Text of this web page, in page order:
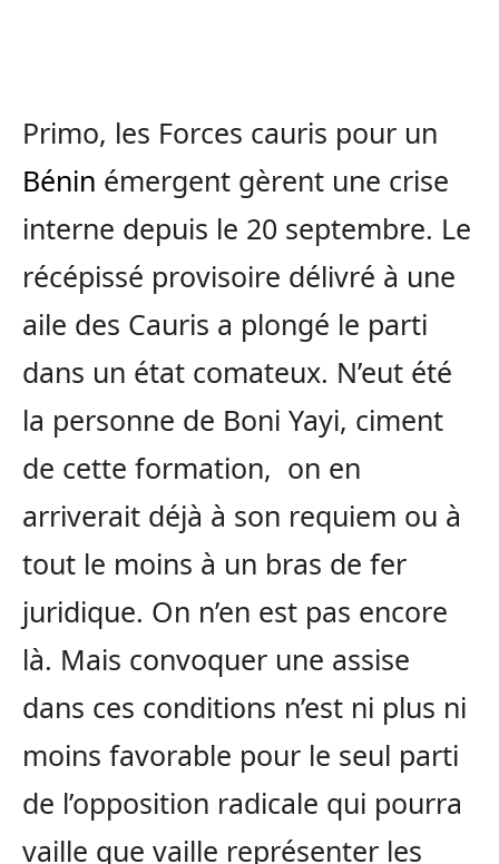
Primo, les Forces cauris pour un
Bénin émergent gèrent une crise
interne depuis le 20 septembre. Le
récépissé provisoire délivré à une
aile des Cauris a plongé le parti
dans un état comateux. N’eut été
la personne de Boni Yayi, ciment
de cette formation, on en
arriverait déjà à son requiem ou à
tout le moins à un bras de fer
juridique. On n’en est pas encore
là. Mais convoquer une assise
dans ces conditions n’est ni plus ni
moins favorable pour le seul parti
de l’opposition radicale qui pourra
vaille que vaille représenter les